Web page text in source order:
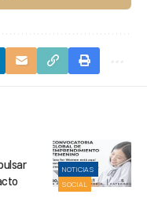
NOTICIAS
SOCIAL